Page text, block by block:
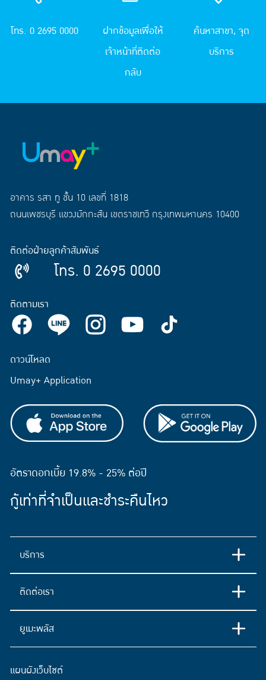
โทร. 0 2695 0000
ฝากข้อมูลเพื่อให้
เจ้าหน้าที่ติดต่อ
กลับ
ค้นหาสาขา, จุด
บริการ
อาคาร รสา ทู ชั้น 10 เลขที่ 1818
ถนนเพชรบุรี แขวงมักกะสัน เขตราชเทวี กรุงเทพมหานคร 10400
ติดต่อฝ่ายลูกค้าสัมพันธ์
โทร. 0 2695 0000
ติดตามเรา
ดาวน์โหลด
Umay+ Application
อัตราดอกเบี้ย 19.8% - 25% ต่อปี
กู้เท่าที่จำเป็นและชำระคืนไหว
บริการ
ติดต่อเรา
ยูเมะพลัส
แผนผังเว็บไซต์